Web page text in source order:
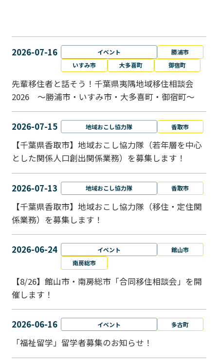
2026-07-16 イベント
勝浦市
いすみ市
大多喜町 御宿町
先輩移住者と話そう！千葉県夷隅地域移住相談会
2026 ～勝浦市・いすみ市・大多喜町・御宿町～
2026-07-15 地域おこし協力隊 香取市
【千葉県香取市】地域おこし協力隊（若年層を中心
とした関係人口創出関係業務）を募集します！
2026-07-13 地域おこし協力隊 香取市
【千葉県香取市】地域おこし協力隊（移住・定住関
係業務）を募集します！
2026-06-24 イベント
館山市
南房総市
【8/26】館山市・南房総市「合同移住相談会」を開
催します！
2026-06-16 イベント 多古町
「福祉留学」留学者募集のお知らせ！